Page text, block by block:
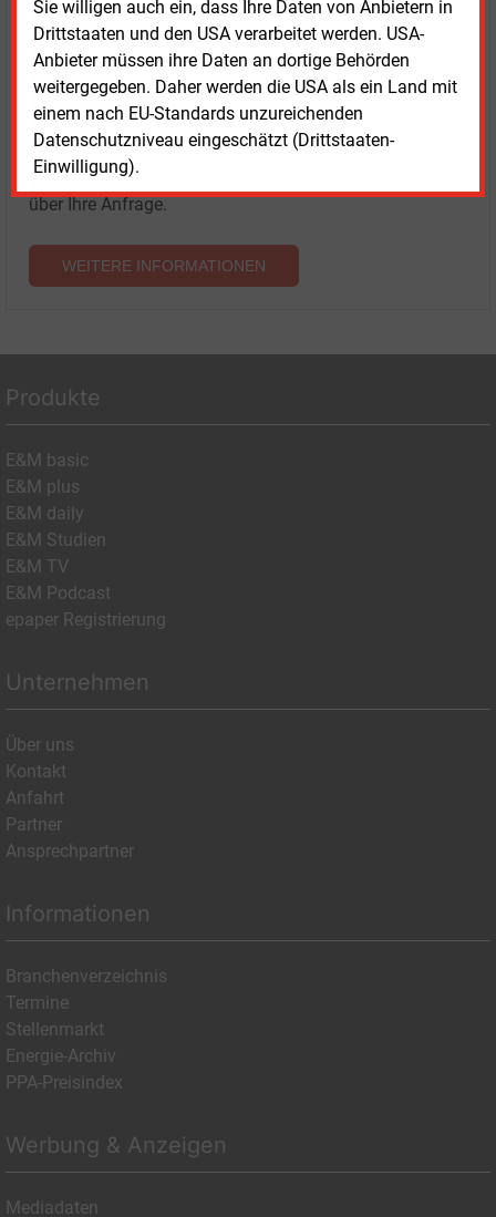
Sie willigen auch ein, dass Ihre Daten von Anbietern in
Drittstaaten und den USA verarbeitet werden. USA-
Anbieter müssen ihre Daten an dortige Behörden
weitergegeben. Daher werden die USA als ein Land mit
einem nach EU-Standards unzureichenden
Datenschutzniveau eingeschätzt (Drittstaaten-
Einwilligung).
Mehrfachzugängen für Ihr Unternehmen?
Sprechen Sie uns an, wenn Sie Fragen zur Nutzung von
E&M-Inhalten oder den verschiedenen Abonnement-
Paketen haben.
Das E&M-Vertriebsteam freut sich unter Tel. 08152 / 93
11-77 oder unter
über Ihre Anfrage.
WEITERE INFORMATIONEN
Produkte
E&M basic
E&M plus
E&M daily
E&M Studien
E&M TV
E&M Podcast
epaper Registrierung
Unternehmen
Über uns
Kontakt
Anfahrt
Partner
Ansprechpartner
Informationen
Branchenverzeichnis
Termine
Stellenmarkt
Energie-Archiv
PPA-Preisindex
Werbung & Anzeigen
Mediadaten